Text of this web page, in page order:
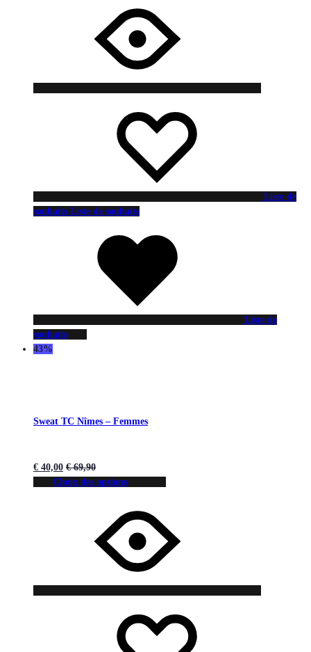
Liste de
souhaits Liste de souhaits
Liste de
souhaits
43%
Sweat TC Nîmes – Femmes
€ 40,00 €69,90
Choix des options